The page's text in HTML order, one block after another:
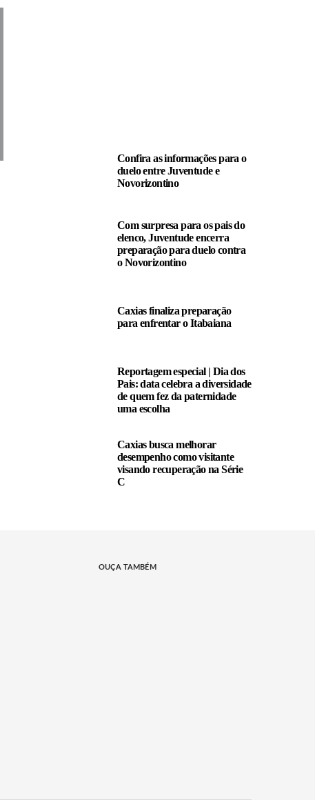
Confira as informações para o
duelo entre Juventude e
Novorizontino
Com surpresa para os pais do
elenco, Juventude encerra
preparação para duelo contra
o Novorizontino
Caxias finaliza preparação
para enfrentar o Itabaiana
Reportagem especial | Dia dos
Pais: data celebra a diversidade
de quem fez da paternidade
uma escolha
Caxias busca melhorar
desempenho como visitante
visando recuperação na Série
C
OUÇA TAMBÉM